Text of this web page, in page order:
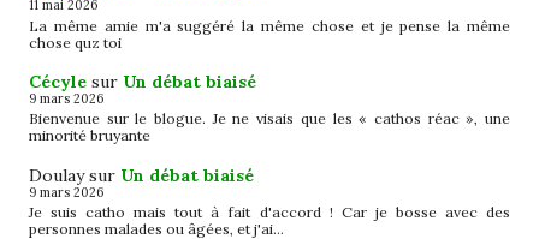
11 mai 2026
La même amie m'a suggéré la même chose et je pense la même
chose quz toi
Cécyle sur Un débat biaisé
9 mars 2026
Bienvenue sur le blogue. Je ne visais que les « cathos réac », une
minorité bruyante
Doulaysur Un débat biaisé
9 mars 2026
Je suis catho mais tout à fait d'accord ! Car je bosse avec des
personnes malades ou âgées, et j'ai…